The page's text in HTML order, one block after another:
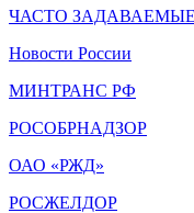
ЧАСТО
Новости России
МИНТРАНС РФ
РОСОБРНАДЗОР
ОАО «РЖД»
РОСЖЕЛДОР